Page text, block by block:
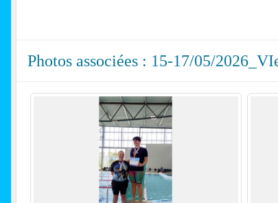
Photos associées : 15-17/05/